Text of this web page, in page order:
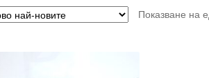
Показване на